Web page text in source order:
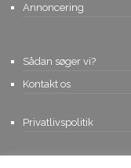
Annoncering
Sådan søger vi?
Kontakt os
Privatlivspolitik